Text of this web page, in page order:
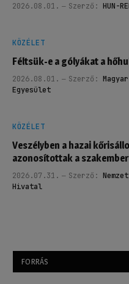
2026.08.01. Szerző: HUN-
KÖZÉLET
Féltsük-e a gólyákat a
2026.08.01. Szerző:
Egyesület
KÖZÉLET
Veszélyben a hazai
azonosítottak a
2026.07.31. Szerző:
Hivatal
FORRÁS